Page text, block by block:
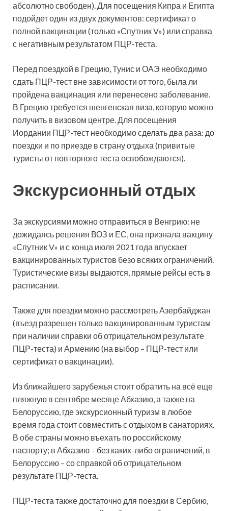
абсолютно свободен). Для посещения Кипра и Египта
подойдет один из двух документов: сертификат о
полной вакцинации (только «Спутник V») или справка
с негативным результатом ПЦР-теста.
Перед поездкой в Грецию, Тунис и ОАЭ необходимо
сдать ПЦР-тест вне зависимости от того, была ли
пройдена вакцинация или перенесено заболевание.
В Грецию требуется шенгенская виза, которую можно
получить в визовом центре. Для посещения
Иордании ПЦР-тест необходимо сделать два раза: до
поездки и по приезде в страну отдыха (привитые
туристы от повторного теста освобождаются).
Экскурсионный отдых
За экскурсиями можно отправиться в Венгрию: не
дожидаясь решения ВОЗ и ЕС, она признала вакцину
«Спутник V» и с конца июля 2021 года впускает
вакцинированных туристов безо всяких ограничений.
Туристические визы выдаются, прямые рейсы есть в
расписании.
Также для поездки можно рассмотреть Азербайджан
(въезд разрешен только вакцинированным туристам
при наличии справки об отрицательном результате
ПЦР-теста) и Армению (на выбор – ПЦР-тест или
сертификат о вакцинации).
Из ближайшего зарубежья стоит обратить на всё еще
пляжную в сентябре месяце Абхазию, а также на
Белоруссию, где экскурсионный туризм в любое
время года стоит совместить с отдыхом в санаториях.
В обе страны можно въехать по российскому
паспорту; в Абхазию – без каких-либо ограничений, в
Белоруссию – со справкой об отрицательном
результате ПЦР-теста.
ПЦР-теста также достаточно для поездки в Сербию,